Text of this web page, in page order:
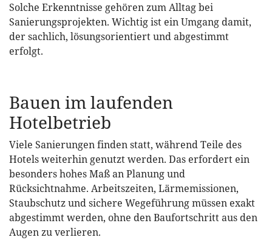
Solche Erkenntnisse gehören zum Alltag bei
Sanierungsprojekten. Wichtig ist ein Umgang damit,
der sachlich, lösungsorientiert und abgestimmt
erfolgt.
Bauen im laufenden
Hotelbetrieb
Viele Sanierungen finden statt, während Teile des
Hotels weiterhin genutzt werden. Das erfordert ein
besonders hohes Maß an Planung und
Rücksichtnahme. Arbeitszeiten, Lärmemissionen,
Staubschutz und sichere Wegeführung müssen exakt
abgestimmt werden, ohne den Baufortschritt aus den
Augen zu verlieren.